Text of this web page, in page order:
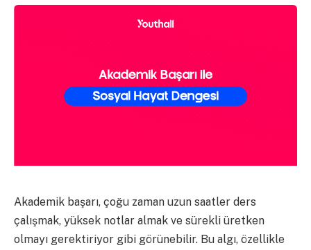
Akademik başarı, çoğu zaman uzun saatler ders
çalışmak, yüksek notlar almak ve sürekli üretken
olmayı gerektiriyor gibi görünebilir. Bu algı, özellikle